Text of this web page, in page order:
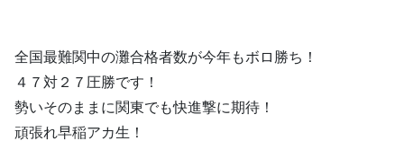
全国最難関中の灘合格者数が今年もボロ勝ち！
４７対２７圧勝です！
勢いそのままに関東でも快進撃に期待！
頑張れ早稲アカ生！